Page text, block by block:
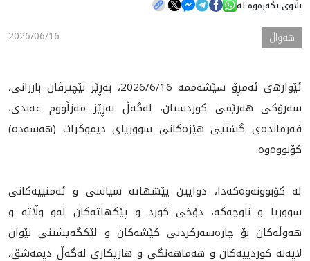
هه‌واڵ
بڵاوی بکەرەوە لە
2026/06/16 هه‌واڵ
ئێوار‌ه‌ی ئەمڕۆ سێشەممە 2026/6/16، بەڕێز نێچیرڤان بارزانی،
سەرۆکی هەرێمی کوردستان، لەگه‌ڵ بەڕێز مه‌زڵووم عه‌بدى،
فەرماندەی گشتیی هێزەکانی سووریای دیموکرات (هەسەدە)
کۆبووه‌وه‌.
لە کۆبوونه‌وه‌که‌دا، دوایین پێشهاتە سیاسی و ئەمنییەکانی
سووریا و ناوچەکە، دۆخی كورد و پێكهاته‌كان له‌و وڵاته‌ و
هه‌وڵه‌كان بۆ چارەسەرکردنی کێشەکان و لێکگەیشتنی نێوان
لایەنە کوردییەکان و هه‌ماهه‌نگى و هاريكارى له‌گه‌ڵ ديمه‌شق،